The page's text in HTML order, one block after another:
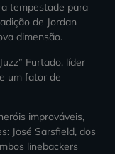
tempestade para
de Jordan
dimensão.
Furtado, líder
um fator de
improváveis,
José Sarsfield, dos
linebackers